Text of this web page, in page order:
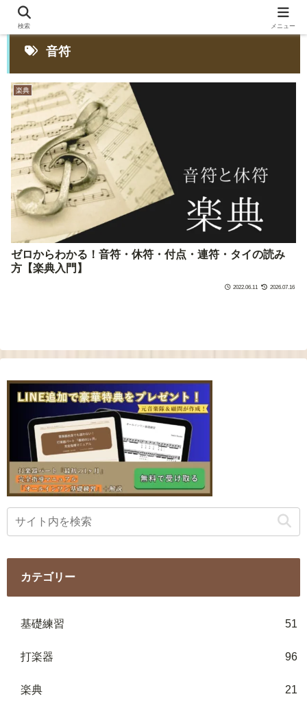
音符
楽典
ゼロからわかる！音符・休符・付点・連符・タイの読み
方【楽典入門】
2022.06.11 2026.07.16
カテゴリー
基礎練習 51
打楽器 96
楽典 21
検索 メニュー